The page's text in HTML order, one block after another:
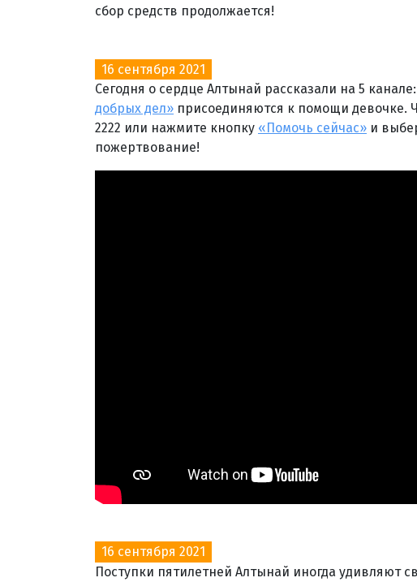
сбор средств продолжается!
16 сентября 2021
Сегодня о сердце Алтынай рассказали на 5
добрых дел» присоединяются к помощи девочке.
2222 или нажмите кнопку «Помочь сейчас» и
пожертвование!
16 сентября 2021
Поступки пятилетней Алтынай иногда удивляют